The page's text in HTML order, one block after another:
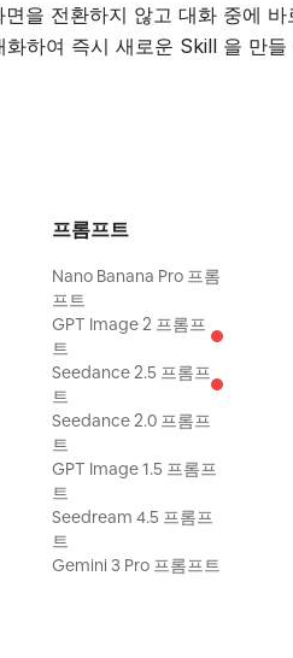
면을 전환하지 않고 대화 중에
화하여 즉시 새로운 Skill 을 만들
프롬프트
Nano Banana Pro 프롬
프트
GPT Image 2 프롬프
트
Seedance 2.5 프롬프
트
Seedance 2.0 프롬프
트
GPT Image 1.5 프롬프
트
Seedream 4.5 프롬프
트
Gemini 3 Pro 프롬프트